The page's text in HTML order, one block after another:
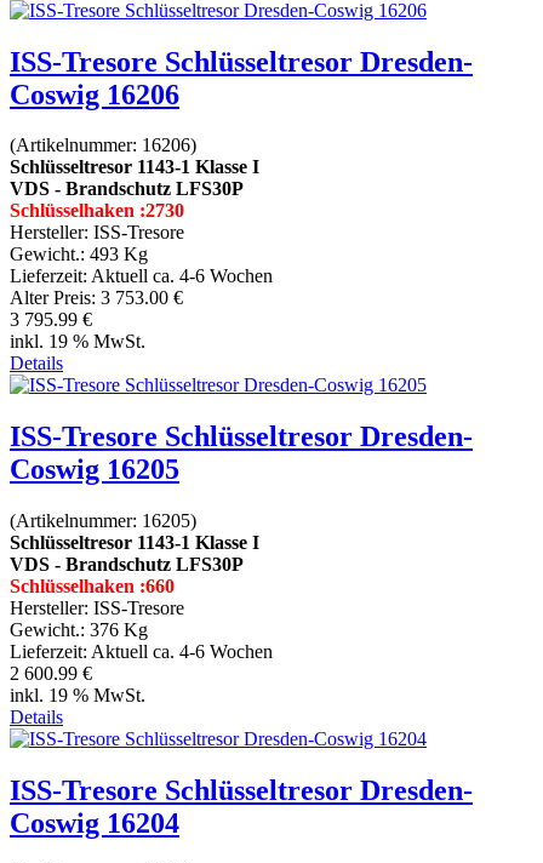
ISS-Tresore Schlüsseltresor Dresden-
Coswig 16206
(Artikelnummer: 16206)
Schlüsseltresor 1143-1 Klasse I
VDS - Brandschutz LFS30P
Schlüsselhaken :2730
Hersteller: ISS-Tresore
Gewicht.: 493 Kg
Lieferzeit: Aktuell ca. 4-6 Wochen
Alter Preis: 3 753.00 €
3 795.99 €
inkl. 19 % MwSt.
Details
ISS-Tresore Schlüsseltresor Dresden-
Coswig 16205
(Artikelnummer: 16205)
Schlüsseltresor 1143-1 Klasse I
VDS - Brandschutz LFS30P
Schlüsselhaken :660
Hersteller: ISS-Tresore
Gewicht.: 376 Kg
Lieferzeit: Aktuell ca. 4-6 Wochen
2 600.99 €
inkl. 19 % MwSt.
Details
ISS-Tresore Schlüsseltresor Dresden-
Coswig 16204